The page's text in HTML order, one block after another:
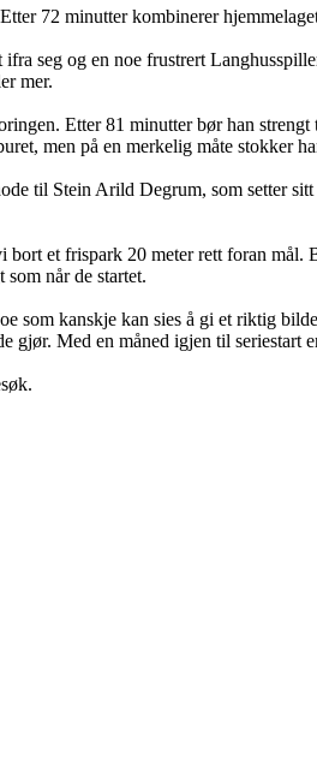
72 minutter kombinerer
seg og en noe frustrert
mer.
Etter 81 minutter bør han strengt
men på en merkelig måte stokker
til Stein Arild Degrum, som setter
et frispark 20 meter rett foran mål.
når de startet.
som kanskje kan sies å gi et riktig
Med en måned igjen til seriestart